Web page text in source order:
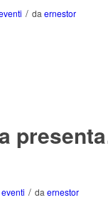
/ da ernestor
/ da ernestor